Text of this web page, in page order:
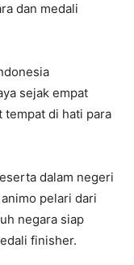
dan medali
sejak empat
tempat di hati para
dalam negeri
pelari dari
negara siap
finisher.